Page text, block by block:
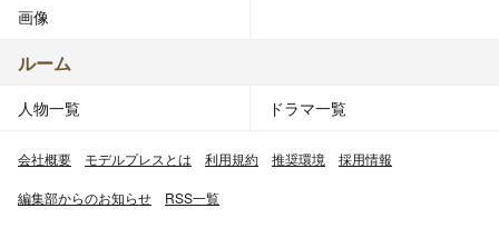
画像
ルーム
人物一覧 ドラマ一覧
会社概要 モデルプレスとは 利用規約 推奨環境 採用情報
編集部からのお知らせ RSS一覧